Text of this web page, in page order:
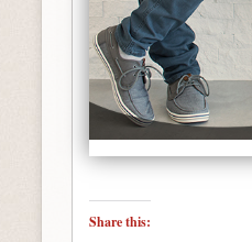
Share this: